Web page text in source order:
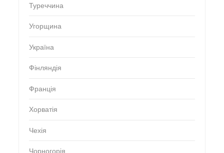
Туреччина
Угорщина
Україна
Фінляндія
Франція
Хорватія
Чехія